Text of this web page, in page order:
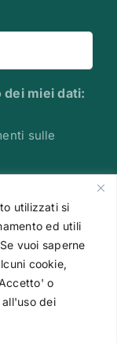
utilizzati si
ed utili
vuoi saperne
cookie,
o
dei
miei dati:
sulle